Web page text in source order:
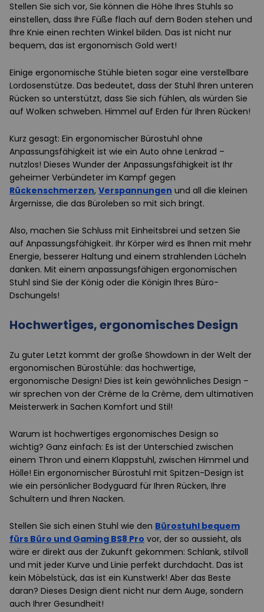
Stellen Sie sich vor, Sie können die Höhe Ihres Stuhls so
einstellen, dass Ihre Füße flach auf dem Boden stehen und
Ihre Knie einen rechten Winkel bilden. Das ist nicht nur
bequem, das ist ergonomisch Gold wert!
Einige ergonomische Stühle bieten sogar eine verstellbare
Lordosenstütze. Das bedeutet, dass der Stuhl Ihren unteren
Rücken so unterstützt, dass Sie sich fühlen, als würden Sie
auf Wolken schweben. Himmel auf Erden für Ihren Rücken!
Kurz gesagt: Ein ergonomischer Bürostuhl ohne
Anpassungsfähigkeit ist wie ein Auto ohne Lenkrad –
nutzlos! Dieses Wunder der Anpassungsfähigkeit ist Ihr
geheimer Verbündeter im Kampf gegen
Rückenschmerzen, Verspannungen und all die kleinen
Ärgernisse, die das Büroleben so mit sich bringt.
Also, machen Sie Schluss mit Einheitsbrei und setzen Sie
auf Anpassungsfähigkeit. Ihr Körper wird es Ihnen mit mehr
Energie, besserer Haltung und einem strahlenden Lächeln
danken. Mit einem anpassungsfähigen ergonomischen
Stuhl sind Sie der König oder die Königin Ihres Büro-
Dschungels!
Hochwertiges, ergonomisches Design
Zu guter Letzt kommt der große Showdown in der Welt der
ergonomischen Bürostühle: das hochwertige,
ergonomische Design! Dies ist kein gewöhnliches Design –
wir sprechen von der Crème de la Crème, dem ultimativen
Meisterwerk in Sachen Komfort und Stil!
Warum ist hochwertiges ergonomisches Design so
wichtig? Ganz einfach: Es ist der Unterschied zwischen
einem Thron und einem Klappstuhl, zwischen Himmel und
Hölle! Ein ergonomischer Bürostuhl mit Spitzen-Design ist
wie ein persönlicher Bodyguard für Ihren Rücken, Ihre
Schultern und Ihren Nacken.
Stellen Sie sich einen Stuhl wie den Bürostuhl bequem
fürs Büro und Gaming BS8 Pro vor, der so aussieht, als
wäre er direkt aus der Zukunft gekommen: Schlank, stilvoll
und mit jeder Kurve und Linie perfekt durchdacht. Das ist
kein Möbelstück, das ist ein Kunstwerk! Aber das Beste
daran? Dieses Design dient nicht nur dem Auge, sondern
auch Ihrer Gesundheit!